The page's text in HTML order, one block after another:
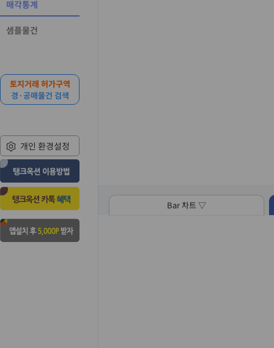
매각통계
샘플물건
토지거래 허가구역
경·공매물건 검색
개인 환경설정
Bar 차트